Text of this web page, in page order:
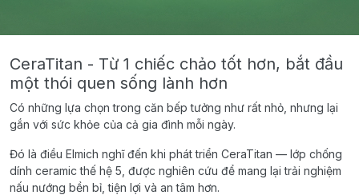
CeraTitan - Từ 1 chiếc chảo tốt hơn, bắt đầu
một thói quen sống lành hơn
Có những lựa chọn trong căn bếp tưởng như rất nhỏ, nhưng lại
gắn với sức khỏe của cả gia đình mỗi ngày.
Đó là điều Elmich nghĩ đến khi phát triển CeraTitan — lớp chống
dính ceramic thế hệ 5, được nghiên cứu để mang lại trải nghiệm
nấu nướng bền bỉ, tiện lợi và an tâm hơn.